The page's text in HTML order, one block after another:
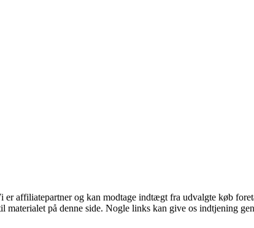
affiliatepartner og kan modtage indtægt fra udvalgte køb
materialet på denne side. Nogle links kan give os indtjening